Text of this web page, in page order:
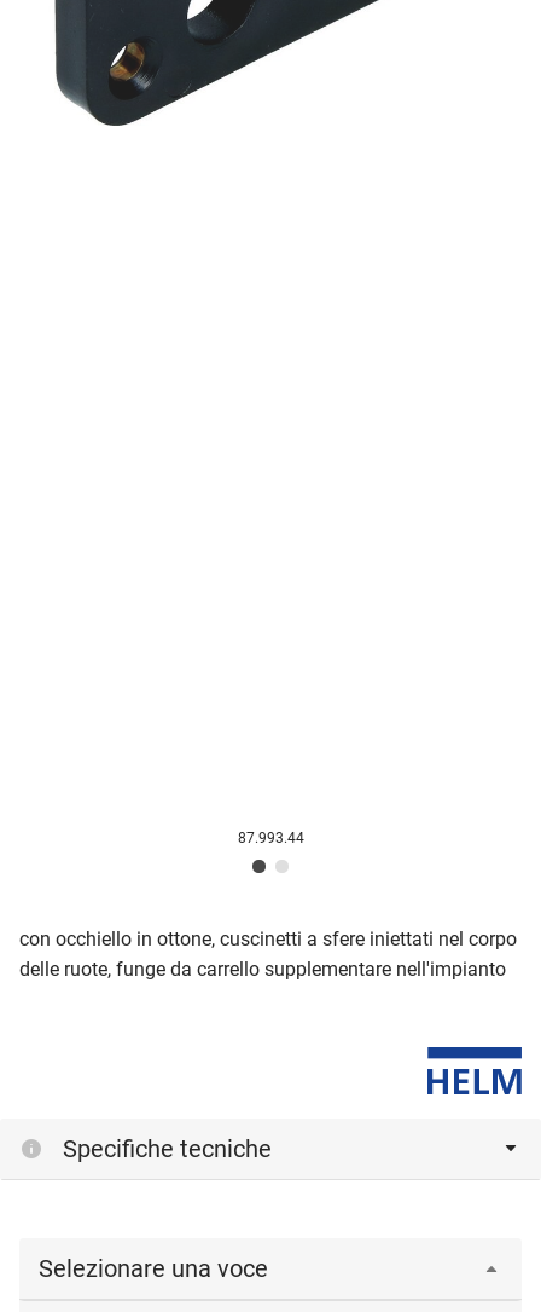
87.993.44
con occhiello in ottone, cuscinetti a sfere iniettati nel corpo
delle ruote, funge da carrello supplementare nell'impianto
Specifiche tecniche
Selezionare una voce